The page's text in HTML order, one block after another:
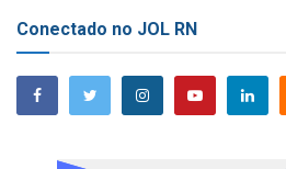
Conectado no JOL RN